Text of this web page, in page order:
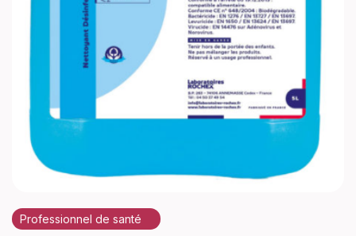
Professionnel de santé